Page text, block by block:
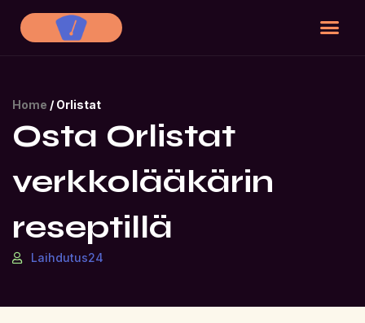
Home / Orlistat
Osta Orlistat
verkkolääkärin
reseptillä
Laihdutus24